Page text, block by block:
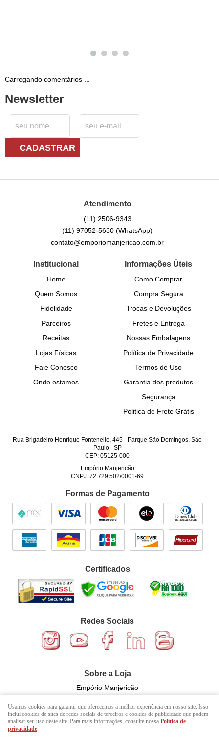
Carregando comentários ...
Newsletter
CADASTRAR
Atendimento
(11) 2506-9343
(11) 97052-5630(WhatsApp)
contato@emporiomanjericao.com.br
Institucional
Home
Quem Somos
Fidelidade
Parceiros
Receitas
Lojas Físicas
Fale Conosco
Onde estamos
Informações Úteis
Como Comprar
Compra Segura
Trocas e Devoluções
Fretes e Entrega
Nossas Embalagens
Política de Privacidade
Termos de Uso
Garantia dos produtos
Segurança
Politica de Frete Grátis
Rua Brigadeiro Henrique Fontenelle, 445 - Parque São Domingos, São
Paulo- SP
CEP: 05125-000
Empório Manjericão
CNPJ: 72.729.502/0001-69
Formas de Pagamento
Certificados
Redes Sociais
Sobre a Loja
Empório Manjericão
CNPJ: 72.729.502/0001-69
LOJA VIRTUAL CRIADA POR
Usamos cookies para garantir que oferecemos a melhor experiência em nosso site. Isso
inclui cookies de sites de redes sociais de terceiros e cookies de publicidade que podem
analisar seu uso deste site. Para mais informações, consulte nossa Política de
privacidade.